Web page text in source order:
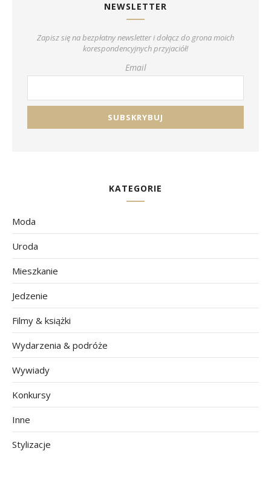
NEWSLETTER
Zapisz się na bezpłatny newsletter i dołącz do grona moich
korespondencyjnych przyjaciół!
Email
KATEGORIE
Moda
Uroda
Mieszkanie
Jedzenie
Filmy & książki
Wydarzenia & podróże
Wywiady
Konkursy
Inne
Stylizacje